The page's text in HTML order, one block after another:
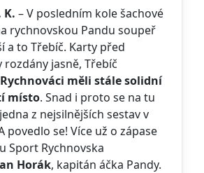
K. – V posledním kole šachové
rychnovskou Pandu soupeř
a to Třebíč. Karty před
rozdány jasně, Třebíč
Rychnováci měli stále solidní
místo. Snad i proto se na tu
z nejsilnějších sestav v
povedlo se! Více už o zápase
Sport Rychnovska
Horák, kapitán áčka Pandy.